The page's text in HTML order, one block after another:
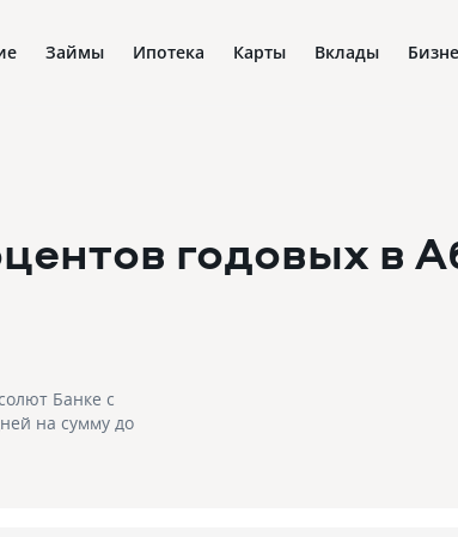
Займы Ипотека Карты Вклады
годовых в
Банке с
на сумму до